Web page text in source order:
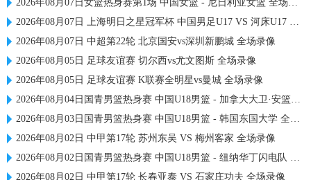
2026年08月07日女篮热身赛第1场 中国女篮 - 尼日利亚女篮 全场录像
2026年08月07日 上海明日之星冠军杯 中国男足U17 VS 河床U17 全场录像
2026年08月07日 中超第22轮 北京国安vs深圳新鹏城 全场录像
2026年08月05日 足球友谊赛 切尔西vs尤文图斯 全场录像
2026年08月05日 足球友谊赛 K联赛全明星vs曼城 全场录像
2026年08月04日国青男篮热身赛 中国U18男篮 - 加拿大大卫·安篮球学院 全场录像
2026年08月03日国青男篮热身赛 中国U18男篮 - 韩国东国大学 全场录像
2026年08月02日 中甲第17轮 苏州东吴 VS 梅州客家 全场录像
2026年08月02日国青男篮热身赛 中国U18男篮 - 纽纳华丁闪电队 全场录像
2026年08月02日 中甲第17轮 长春亚泰 VS 石家庄功夫 全场录像